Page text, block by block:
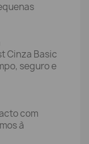
Cinza Basic
seguro e
com
à